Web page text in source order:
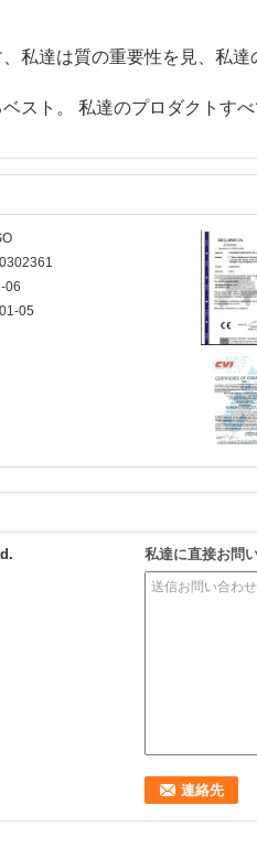
私達は質の重要性を見、私
スト。 私達のプロダクトす
06
05
私達に直接お問